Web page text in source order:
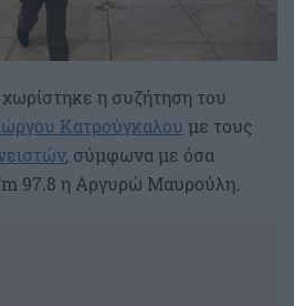
η συζήτηση του
Κατρούγκαλου με τους
, σύμφωνα με όσα
97.8 η Αργυρώ Μαυρούλη.